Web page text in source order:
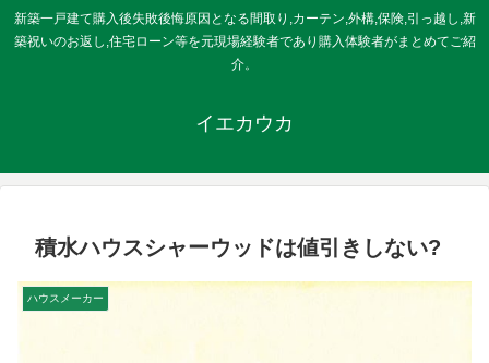
新築一戸建て購入後失敗後悔原因となる間取り,カーテン,外構,保険,引っ越し,新
築祝いのお返し,住宅ローン等を元現場経験者であり購入体験者がまとめてご紹
介。
イエカウカ
積水ハウスシャーウッドは値引きしない?
ハウスメーカー